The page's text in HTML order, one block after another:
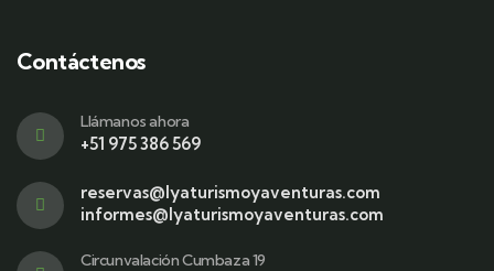
Contáctenos
Llámanos ahora
+51 975 386 569
reservas@lyaturismoyaventuras.com
informes@lyaturismoyaventuras.com
Circunvalación Cumbaza 19